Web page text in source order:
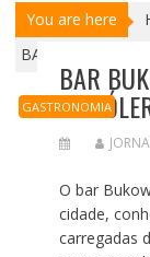
You are here
BAR BUKOWSKI:
GASTRONOMIA
BAR
DE
O bar
cidade,
carregadas